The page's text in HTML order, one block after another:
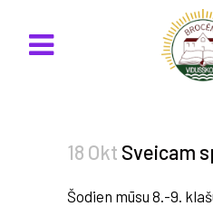
18 Okt Sveicam
Šodien mūsu 8.-9.